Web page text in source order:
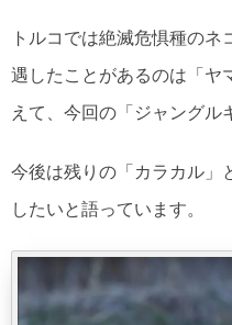
トルコでは絶滅危惧種の
遇したことがあるのは「ヤ
えて、今回の「ジャングル
今後は残りの「カラカル」
したいと語っています。